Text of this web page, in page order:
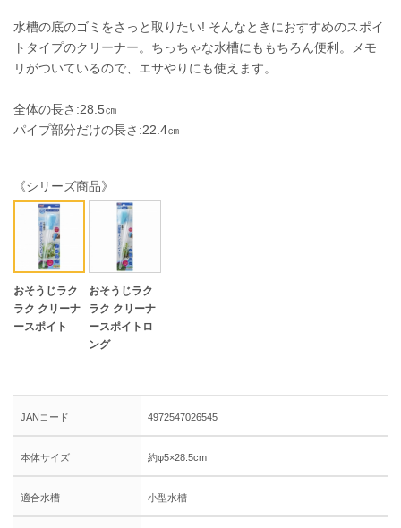
水槽の底のゴミをさっと取りたい! そんなときにおすすめのスポイ
トタイプのクリーナー。ちっちゃな水槽にももちろん便利。メモ
リがついているので、エサやりにも使えます。
全体の長さ:28.5㎝
パイプ部分だけの長さ:22.4㎝
《シリーズ商品》
おそうじラク
ラク クリーナ
ースポイト
おそうじラク
ラク クリーナ
ースポイトロ
ング
JANコード 4972547026545
本体サイズ 約φ5×28.5cm
適合水槽 小型水槽